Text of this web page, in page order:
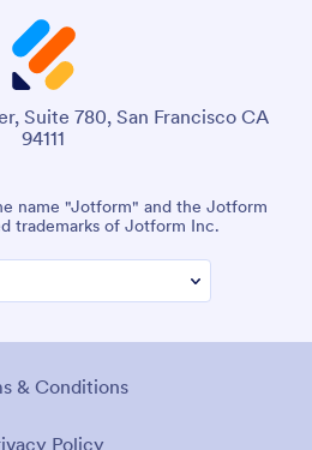
Suite 780, San Francisco CA
94111
name "Jotform" and the Jotform
trademarks of Jotform Inc.
& Conditions
Policy